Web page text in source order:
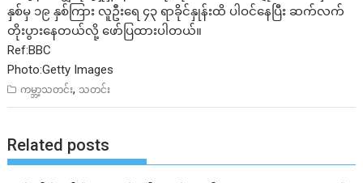
နှစ်မှ ၁၉ နှစ်ကြား လူဦးရေ ၄၃ ရာခိုင်နှုန်းထိ ပါဝင်နေပြီး ဆက်လက်
တိုးပွားနေတယ်လို့ ဖော်ပြထားပါတယ်။
Ref:BBC
Photo:Getty Images
ကမ္ဘာ့သတင်း, သတင်း
Related posts